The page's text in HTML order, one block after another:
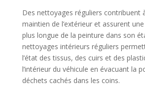
Des nettoyages réguliers contribuent
maintien de l’extérieur et assurent
plus longue de la peinture dans son
nettoyages intérieurs réguliers
l’état des tissus, des cuirs et des
l’intérieur du véhicule en évacuant la
déchets cachés dans les coins.